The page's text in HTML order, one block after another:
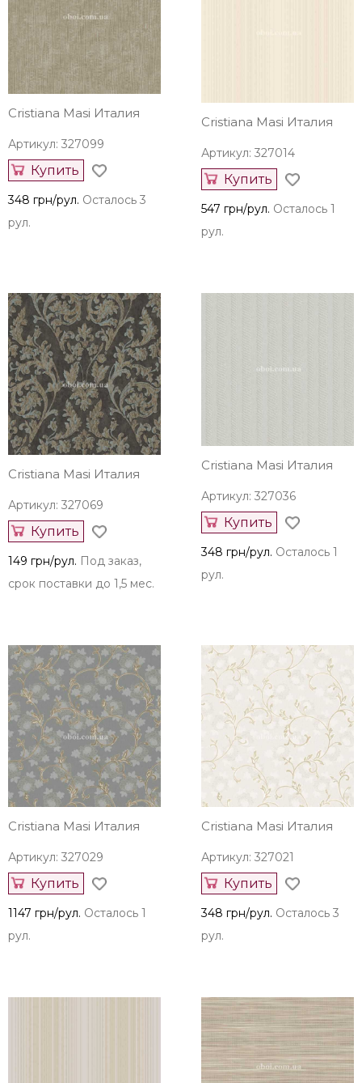
Cristiana Masi Италия
Артикул: 327099
Купить
348 грн/рул. Осталось 3
рул.
Cristiana Masi Италия
Артикул: 327014
Купить
547 грн/рул. Осталось 1
рул.
Cristiana Masi Италия
Артикул: 327069
Купить
149 грн/рул. Под заказ,
срок поставки до 1,5 мес.
Cristiana Masi Италия
Артикул: 327036
Купить
348 грн/рул. Осталось 1
рул.
Cristiana Masi Италия
Артикул: 327029
Купить
1147 грн/рул. Осталось 1
рул.
Cristiana Masi Италия
Артикул: 327021
Купить
348 грн/рул. Осталось 3
рул.